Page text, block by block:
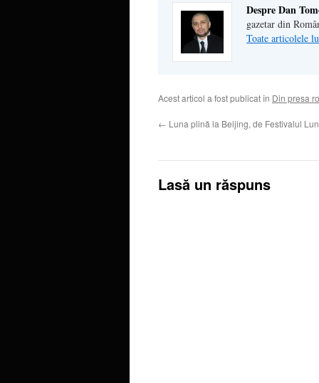
Despre Dan
gazetar din
Toate articolele
Acest articol a fost publicat în Din presa
← Luna plină la Beijing, de Festivalul
Lasă un răspuns